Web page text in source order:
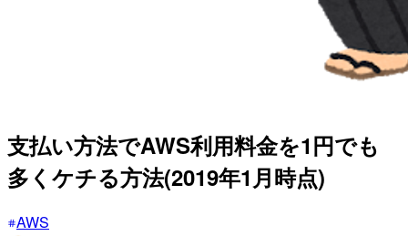
支払い方法でAWS利用料金を1円でも
多くケチる方法(2019年1月時点)
AWS